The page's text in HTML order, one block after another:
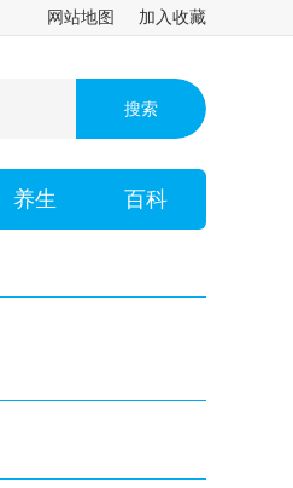
网站地图 加入收藏
养生 百科